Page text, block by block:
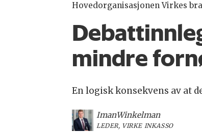
Hovedorganisasjonen Virkes
mindre
En logisk konsekvens av at
ImanWinkelman
LEDER, VIRKE INKASSO